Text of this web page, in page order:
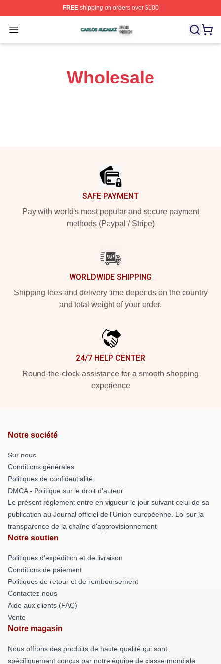
FREEshipping on orders over $100
Open menu
Carlos Alcaraz Shop ⚡️ Officially Licensed Carlos
Wholesale
SAFE PAYMENT
Pay with world's most popular and secure payment
methods (Paypal / Stripe)
WORLDWIDE SHIPPING
Shipping fees and delivery time depends on the country
and total weight of your order.
24/7 HELP CENTER
Round-the-clock assistance for a smooth shopping
experience
Notre société
Sur nous
Conditions générales
Politiques de confidentialité
DMCA - Politique sur le droit d'auteur
Le présent règlement entre en vigueur le jour suivant celui de sa
publication au Journal officiel de l'Union européenne. Loi sur la
transparence de la chaîne d'approvisionnement
Notre soutien
Politiques d'expédition et de livraison
Conditions de paiement
Politiques de retour et de remboursement
Contactez-nous
Aide aux clients (FAQ)
Vente
Notre magasin
Nous offrons des produits de haute qualité qui sont
spécifiquement conçus par notre équipe de classe mondiale.